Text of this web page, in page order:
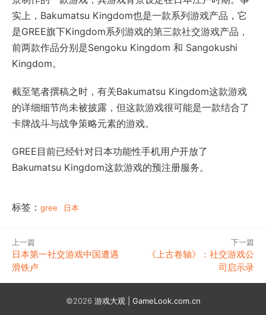
实上，Bakumatsu Kingdom也是一款系列游戏产品，它
是GREE旗下Kingdom系列游戏的第三款社交游戏产品，
前两款作品分别是Sengoku Kingdom 和 Sangokushi
Kingdom。
截至笔者撰稿之时，有关Bakumatsu Kingdom这款游戏
的详细细节尚未被披露，但这款游戏很可能是一款结合了
卡牌战斗与战争策略元素的游戏。
GREE目前已经针对日本功能性手机用户开放了
Bakumatsu Kingdom这款游戏的预注册服务。
标签： gree 日本
上一篇
日本第一社交游戏中国遭遇
滑铁卢
下一篇
《上古卷轴》：社交游戏公
司启示录
©2026 游戏大观 | GameLook.com.cn